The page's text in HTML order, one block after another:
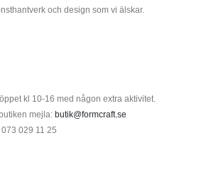
och design som vi älskar.
kl 10-16 med någon extra aktivitet.
mejla: butik@formcraft.se
029 11 25